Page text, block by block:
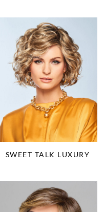
SWEET TALK LUXURY